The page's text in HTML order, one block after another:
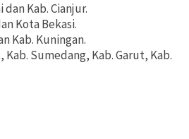
Kab. Cianjur.
Kota Bekasi.
Kab. Kuningan.
Sumedang, Kab. Garut, Kab.